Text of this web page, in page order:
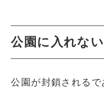
公園に入れな
公園が封鎖される